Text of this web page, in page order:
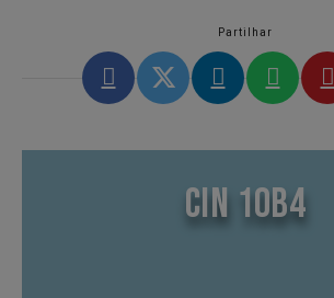
Partilhar
CIN 10B4